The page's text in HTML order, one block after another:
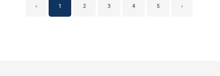
‹ 1 2 3 4 5 ›